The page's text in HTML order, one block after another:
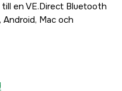
en VE.Direct Bluetooth
Mac och